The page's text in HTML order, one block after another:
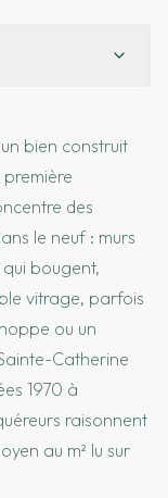
bien construit
des
le neuf : murs
bougent,
vitrage, parfois
ou un
Catherine
1970 à
raisonnent
au m² lu sur